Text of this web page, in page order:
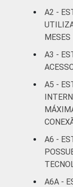
Fonte:
Saúde
A2 -
MESES
A3 -
A5 -
A6 -
A6A -